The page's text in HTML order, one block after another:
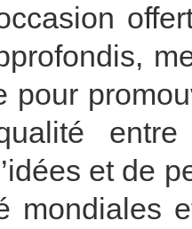
pour
et de
mondiales